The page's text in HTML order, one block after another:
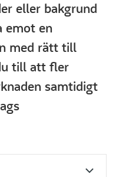
eller bakgrund
emot en
med rätt till
till att fler
samtidigt